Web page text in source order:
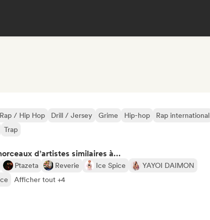
/ Hip Hop Drill / Jersey Grime Hip-hop
Rap international
Trap
d’artistes similaires à…
Ptazeta Reverie Ice Spice
YAYOI DAIMON
Afficher tout +4